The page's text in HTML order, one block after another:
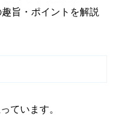
旨・ポイントを解説
ています。